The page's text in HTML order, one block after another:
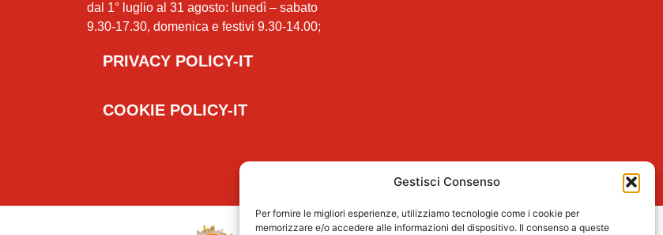
Gestisci Consenso
Per fornire le migliori esperienze, utilizziamo tecnologie come i cookie per
memorizzare e/o accedere alle informazioni del dispositivo. Il consenso a queste
dal 1° luglio al 31 agosto: lunedì – sabato
9.30-17.30, domenica e festivi 9.30-14.00;
PRIVACY POLICY-IT
COOKIE POLICY-IT